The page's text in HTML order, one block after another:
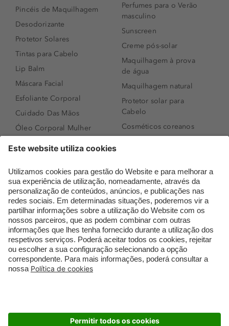
Pincéis de Maquilhagem
Desodorizante
Protetor Solares
Tintas para Cabelo
Lip Balm
Máscara Facial
Esfoliante Corporal
Cuidado Das Mãos
Óleo Corporal Mulher
Sérum de Rosto
Body mist & Spray
corporal
Produtos para Cabelo
Homem
Espuma de Limpeza
Facial
Dermocosmética
Perfumes para o Verão
masculino
Sunscreen
Creme pós-solar
Maquilhagem à prova
de água
Maquilhagem natural
Protetor solar para
Cabelo
Cosméticos coreanos
Perfumes árabes
Novidades
Melhores Perfumes
Femininos
TOP 10: Perfumes
Masculinos
Pestanas Postiças
Creme Rosto Homem
Embalagens Sustentáveis